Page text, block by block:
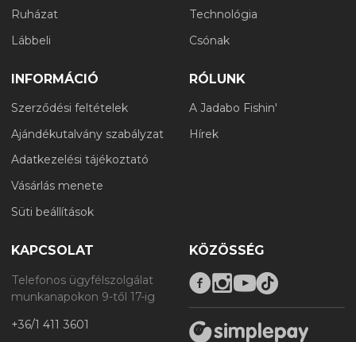
Ruházat
Lábbeli
Technológia
Csónak
INFORMÁCIÓ
Szerződési feltételek
Ajándékutalvány szabályzat
Adatkezelési tájékoztató
Vásárlás menete
Süti beállítások
RÓLUNK
A Jadabo Fishin'
Hírek
KAPCSOLAT
Telefonos ügyfélszolgálat
munkanapokon 9-től 17-ig
+36/1 411 3601
KÖZÖSSÉG